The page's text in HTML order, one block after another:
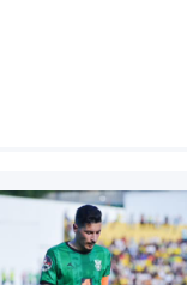
: USMA : Meziane